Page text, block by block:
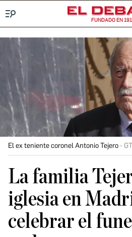
FUNDADO EN
El ex teniente coronel Antonio Tejero
La familia
iglesia en
celebrar el